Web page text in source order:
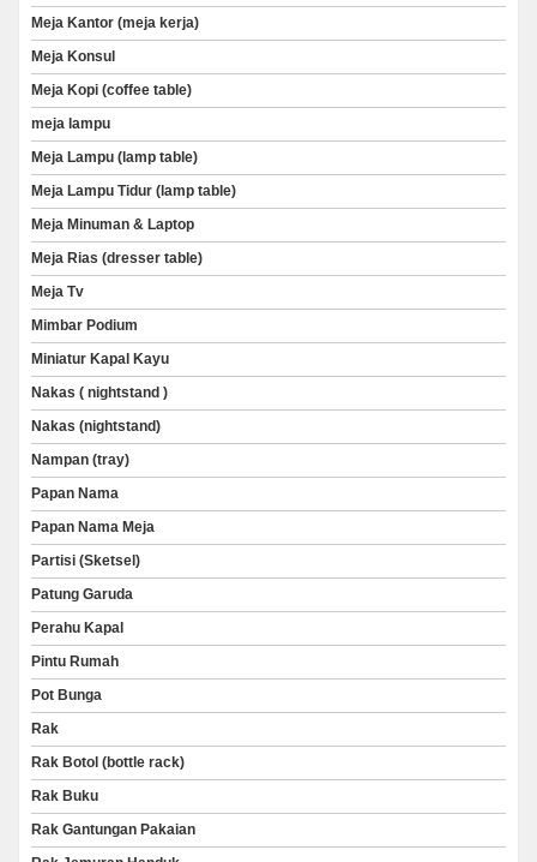
Meja Kantor (meja kerja)
Meja Konsul
Meja Kopi (coffee table)
meja lampu
Meja Lampu (lamp table)
Meja Lampu Tidur (lamp table)
Meja Minuman & Laptop
Meja Rias (dresser table)
Meja Tv
Mimbar Podium
Miniatur Kapal Kayu
Nakas ( nightstand )
Nakas (nightstand)
Nampan (tray)
Papan Nama
Papan Nama Meja
Partisi (Sketsel)
Patung Garuda
Perahu Kapal
Pintu Rumah
Pot Bunga
Rak
Rak Botol (bottle rack)
Rak Buku
Rak Gantungan Pakaian